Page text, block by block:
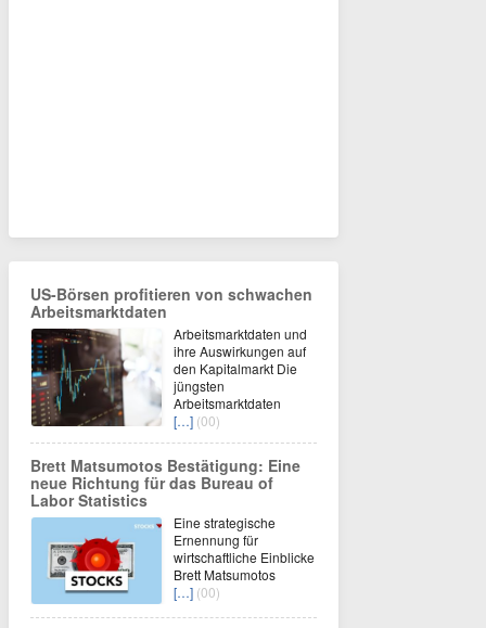
US-Börsen profitieren von schwachen
Arbeitsmarktdaten
Arbeitsmarktdaten und
ihre Auswirkungen auf
den Kapitalmarkt Die
jüngsten
Arbeitsmarktdaten
[…] (00)
Brett Matsumotos Bestätigung: Eine
neue Richtung für das Bureau of
Labor Statistics
Eine strategische
Ernennung für
wirtschaftliche Einblicke
Brett Matsumotos
[…] (00)